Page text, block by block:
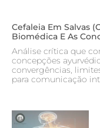
Cefaleia Em Salvas
Biomédica E As
Análise crítica que
concepções
convergências,
para comunicação